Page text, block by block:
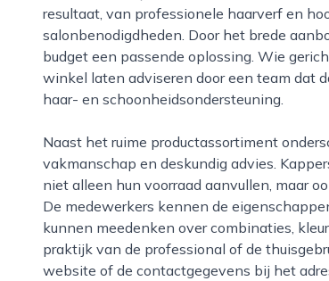
resultaat, van professionele haarverf en
salonbenodigdheden. Door het brede
budget een passende oplossing. Wie
winkel laten adviseren door een team dat
haar- en schoonheidsondersteuning.
Naast het ruime productassortiment onderscheidt pro duo beauty zich door de focus op
vakmanschap en deskundig advies.
niet alleen hun voorraad aanvullen, maar
De medewerkers kennen de
kunnen meedenken over combinaties,
praktijk van de professional of de
website of de contactgegevens bij het